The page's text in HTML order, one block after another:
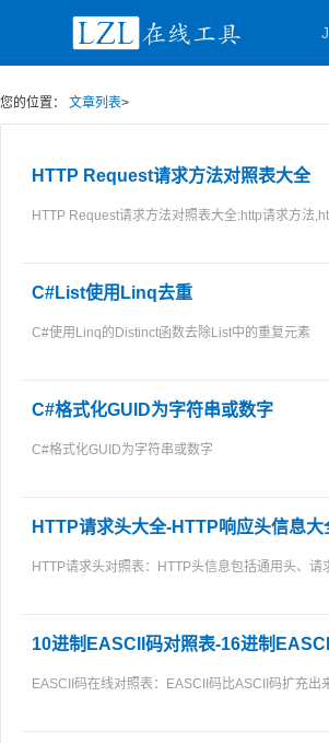
您的位置： 文章列表>
HTTP Request请求方法对照表大全
HTTP Request请求方法对照表大全:http请求方法
C#List使用Linq去重
C#使用Linq的Distinct函数去除List中的重复元素
C#格式化GUID为字符串或数字
C#格式化GUID为字符串或数字
HTTP请求头大全-HTTP响应头信息
HTTP请求头对照表：HTTP头信息包括通用头、
10进制EASCII码对照表-16进制
EASCII码在线对照表：EASCII码比ASCII码扩充